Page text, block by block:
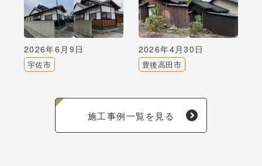
2026年6月9日
宇佐市
2026年4月30日
豊後高田市
施工事例一覧を見る